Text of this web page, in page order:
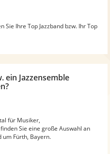
Sie Ihre Top Jazzband bzw. Ihr Top
ein Jazzensemble
für Musiker,
Sie eine große Auswahl an
um Fürth, Bayern.